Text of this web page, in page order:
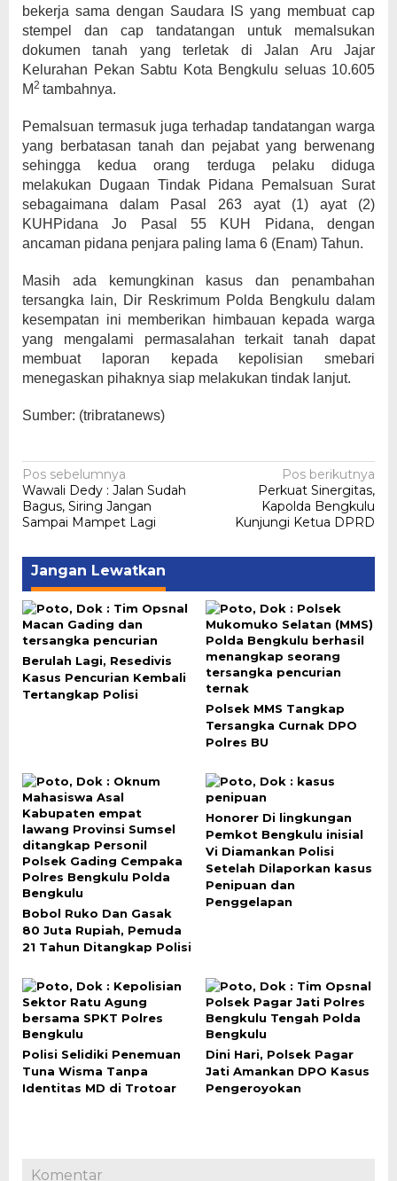
bekerja sama dengan Saudara IS yang membuat cap
stempel dan cap tandatangan untuk memalsukan
dokumen tanah yang terletak di Jalan Aru Jajar
Kelurahan Pekan Sabtu Kota Bengkulu seluas 10.605
M2 tambahnya.
Pemalsuan termasuk juga terhadap tandatangan warga
yang berbatasan tanah dan pejabat yang berwenang
sehingga kedua orang terduga pelaku diduga
melakukan Dugaan Tindak Pidana Pemalsuan Surat
sebagaimana dalam Pasal 263 ayat (1) ayat (2)
KUHPidana Jo Pasal 55 KUH Pidana, dengan
ancaman pidana penjara paling lama 6 (Enam) Tahun.
Masih ada kemungkinan kasus dan penambahan
tersangka lain, Dir Reskrimum Polda Bengkulu dalam
kesempatan ini memberikan himbauan kepada warga
yang mengalami permasalahan terkait tanah dapat
membuat laporan kepada kepolisian smebari
menegaskan pihaknya siap melakukan tindak lanjut.
Sumber: (tribratanews)
Navigasi
pos
Pos sebelumnya
Wawali Dedy : Jalan Sudah
Bagus, Siring Jangan
Sampai Mampet Lagi
Pos berikutnya
Perkuat Sinergitas,
Kapolda Bengkulu
Kunjungi Ketua DPRD
Jangan Lewatkan
Berulah Lagi, Resedivis
Kasus Pencurian Kembali
Tertangkap Polisi
Polsek MMS Tangkap
Tersangka Curnak DPO
Polres BU
Bobol Ruko Dan Gasak
80 Juta Rupiah, Pemuda
21 Tahun Ditangkap Polisi
Honorer Di lingkungan
Pemkot Bengkulu inisial
Vi Diamankan Polisi
Setelah Dilaporkan kasus
Penipuan dan
Penggelapan
Polisi Selidiki Penemuan
Tuna Wisma Tanpa
Identitas MD di Trotoar
Dini Hari, Polsek Pagar
Jati Amankan DPO Kasus
Pengeroyokan
Komentar